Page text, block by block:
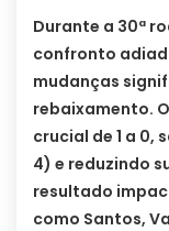
Durante a 30ª
confronto
mudanças
rebaixamento.
crucial de 1 a 0,
4) e reduzindo
resultado
como Santos,